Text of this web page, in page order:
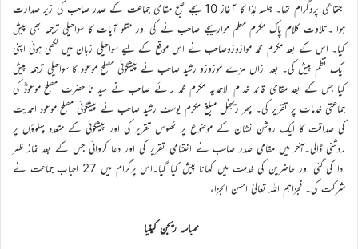
اجتماعی پروگرام تھا۔ جلسہ ہٰذا کا آغاز 10 بجے صبح مقامی جماعت کے صدر صاحب کی زیر صدارت
ہوا ۔تلاوت کلام پاک مکرم معلم مواریجے صاحب نے کی اور متلو آیات کا سواحیلی ترجمہ بھی پیش
کیا۔ اس کے بعد مکرم محمد موازوزوصاحب نے اس موقع کے لیے سواحیلی زبان میں لکھی ہوئی اپنی
ایک نظم پیش کی۔ بعد ازاں مزے موزوزو رشید صاحب نے پیشگوئی مصلح موعود کا سواحیلی ترجمہ پیش
کیا جس کے بعد مقامی قائد خدام الاحمدیہ مکرم محمد رائے صاحب نے سید نا حضرت مصلح موعودؓ کی
جماعتی خدمات پر تقریر کی۔ پھر ریجنل مبلغ مکرم یوسف رشید صاحب نے پیشگوئی مصلح موعود احمدیت
کی صداقت کا ایک روشن نشان کے موضوع پر ٹھوس تقریر کی اور پیشگوئی کے متعدد پہلوؤں پر
روشنی ڈالی۔آخر میں مقامی صدر صاحب نے اختتامی تقریر کی اور دعا کروائی جس کے بعد نماز ظہر
ادا کی گئی اور حاضرین کی خدمت میں کھانا پیش کیا گیا۔اس پرگرام میں 27 احباب جماعت نے
شرکت کی۔ فجزاہم اللہ تعالیٰ احسن الجزاء
ممباسہ ریجن کینیا